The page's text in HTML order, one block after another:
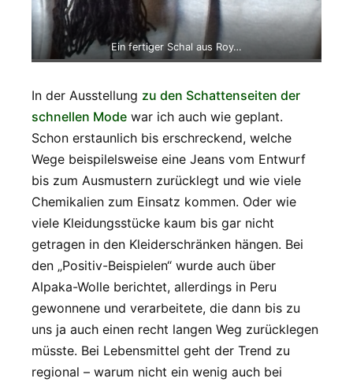
Ein fertiger Schal aus Roy…
In der Ausstellung zu den Schattenseiten der
schnellen Mode war ich auch wie geplant.
Schon erstaunlich bis erschreckend, welche
Wege beispilelsweise eine Jeans vom Entwurf
bis zum Ausmustern zurücklegt und wie viele
Chemikalien zum Einsatz kommen. Oder wie
viele Kleidungsstücke kaum bis gar nicht
getragen in den Kleiderschränken hängen. Bei
den „Positiv-Beispielen“ wurde auch über
Alpaka-Wolle berichtet, allerdings in Peru
gewonnene und verarbeitete, die dann bis zu
uns ja auch einen recht langen Weg zurücklegen
müsste. Bei Lebensmittel geht der Trend zu
regional – warum nicht ein wenig auch bei